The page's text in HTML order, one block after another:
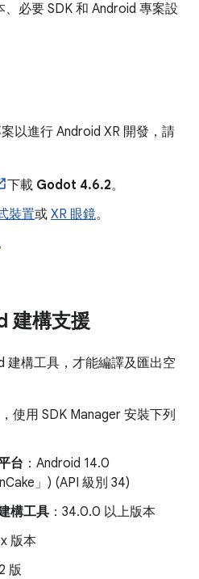
必要 SDK 和 Android 專案設
以進行 Android XR 開發，請
下載 Godot 4.6.2。
裝置或 XR 眼鏡。
建構支援
建構工具，才能編譯及匯出空
使用 SDK Manager 安裝下列
台 ：Android 14.0
」) (API 級別 34)
構工具 ：34.0.0 以上版本
版本
版